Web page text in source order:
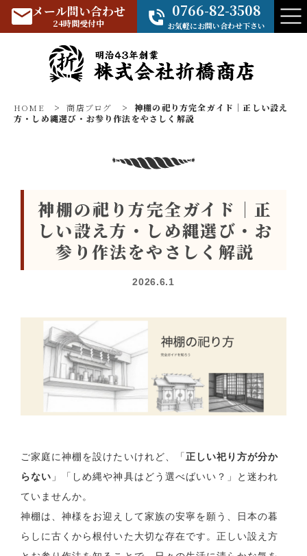
メール問い合わせ
24時間受付中
0766-82-3508
お気軽にお問い合わせ下さい
HOME > 商店ブログ >
神棚の祀り方完全ガイド｜正しい設え
方・しめ縄選び・お参り作法をやさしく解説
神棚の祀り方完全ガイド｜正
しい設え方・しめ縄選び・お
参り作法をやさしく解説
2026.6.1
ご家庭に神棚を設けたいけれど、「正しい祀り方が分か
らない 」「しめ縄や神具はどう選べばいい？」と迷われ
ていませんか。
神棚は、神様をお迎えして家族の安寧を願う、日本の暮
らしに古くから根付いた大切な存在です。正しい設え方